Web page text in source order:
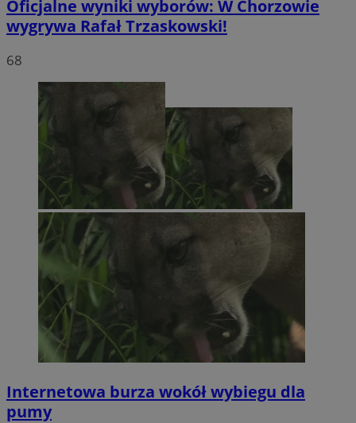
Oficjalne wyniki wyborów: W Chorzowie
wygrywa Rafał Trzaskowski!
68
Internetowa burza wokół wybiegu dla
pumy